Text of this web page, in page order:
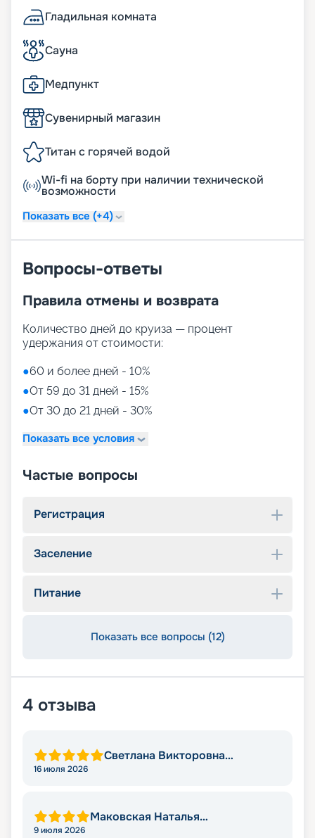
Гладильная комната
Сауна
Медпункт
Сувенирный магазин
Титан с горячей водой
Wi-fi на борту при наличии технической
возможности
Показать все (+4)
Вопросы-ответы
Правила отмены и возврата
Количество дней до круиза — процент
удержания от стоимости:
●60 и более дней - 10%
●От 59 до 31 дней - 15%
●От 30 до 21 дней - 30%
Показать все условия
Частые вопросы
Регистрация
Заселение
Питание
Показать все вопросы (12)
4 отзыва
Светлана Викторовна
16 июля 2026
Маковская Наталья
9 июля 2026